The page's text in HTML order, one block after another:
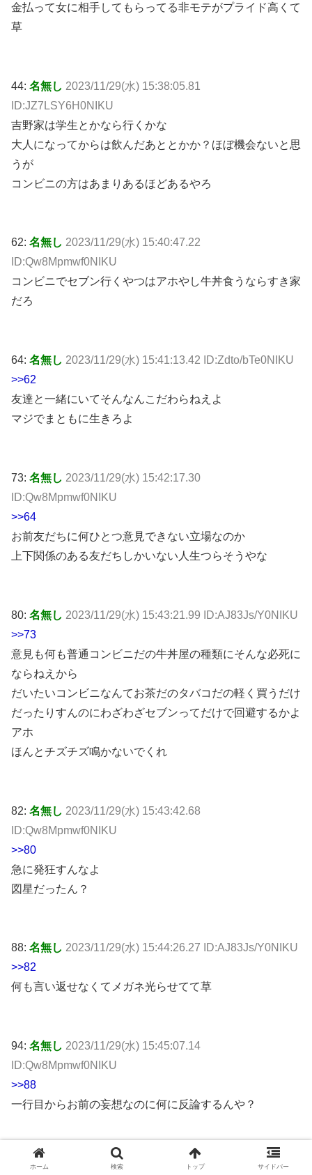
金払って女に相手してもらってる非モテがプライド高くて
草
44: 名無し 2023/11/29(水) 15:38:05.81
ID:JZ7LSY6H0NIKU
吉野家は学生とかなら行くかな
大人になってからは飲んだあととかか？ほぼ機会ないと思
うが
コンビニの方はあまりあるほどあるやろ
62: 名無し 2023/11/29(水) 15:40:47.22
ID:Qw8Mpmwf0NIKU
コンビニでセブン行くやつはアホやし牛丼食うならすき家
だろ
64: 名無し 2023/11/29(水) 15:41:13.42 ID:Zdto/bTe0NIKU
>>62
友達と一緒にいてそんなんこだわらねえよ
マジでまともに生きろよ
73: 名無し 2023/11/29(水) 15:42:17.30
ID:Qw8Mpmwf0NIKU
>>64
お前友だちに何ひとつ意見できない立場なのか
上下関係のある友だちしかいない人生つらそうやな
80: 名無し 2023/11/29(水) 15:43:21.99 ID:AJ83Js/Y0NIKU
>>73
意見も何も普通コンビニだの牛丼屋の種類にそんな必死に
ならねえから
だいたいコンビニなんてお茶だのタバコだの軽く買うだけ
だったりすんのにわざわざセブンってだけで回避するかよ
アホ
ほんとチズチズ鳴かないでくれ
82: 名無し 2023/11/29(水) 15:43:42.68
ID:Qw8Mpmwf0NIKU
>>80
急に発狂すんなよ
図星だったん？
88: 名無し 2023/11/29(水) 15:44:26.27 ID:AJ83Js/Y0NIKU
>>82
何も言い返せなくてメガネ光らせてて草
94: 名無し 2023/11/29(水) 15:45:07.14
ID:Qw8Mpmwf0NIKU
>>88
一行目からお前の妄想なのに何に反論するんや？
101:名無し 2023/11/29(水) 15:46:12.29
ホーム 検索 トップ サイドバー